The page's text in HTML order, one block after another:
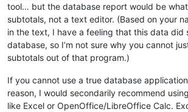
tool… but the database report would be
subtotals, not a text editor. (Based on your
in the text, I have a feeling that this data did
database, so I’m not sure why you cannot
subtotals out of that program.)
If you cannot use a true database
reason, I would secondarily recommend
like Excel or OpenOffice/LibreOffice Calc.